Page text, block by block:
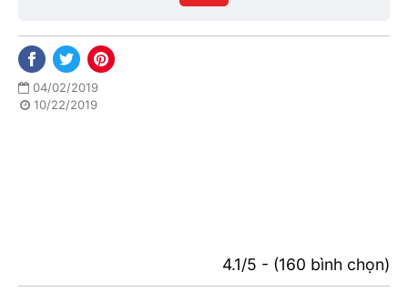
04/02/2019
10/22/2019
4.1/5 - (160 bình chọn)